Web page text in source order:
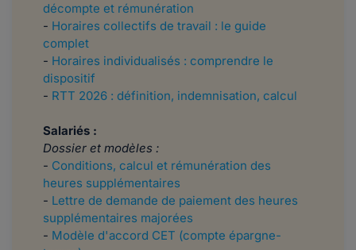
décompte et rémunération
- Horaires collectifs de travail : le guide
complet
- Horaires individualisés : comprendre le
dispositif
- RTT 2026 : définition, indemnisation, calcul
Salariés :
Dossier et modèles :
- Conditions, calcul et rémunération des
heures supplémentaires
- Lettre de demande de paiement des heures
supplémentaires majorées
- Modèle d'accord CET (compte épargne-